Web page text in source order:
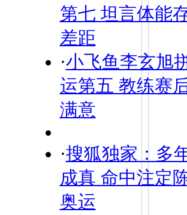
第七 坦言体能
差距
·小飞鱼李玄旭
运第五 教练赛
满意
·搜狐独家：多
成真 命中注定
奥运